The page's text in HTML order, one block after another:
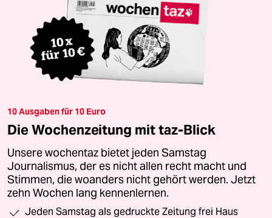
10 Ausgaben für 10 Euro
Die Wochenzeitung mit taz-Blick
Unsere wochentaz bietet jeden Samstag
Journalismus, der es nicht allen recht macht und
Stimmen, die woanders nicht gehört werden. Jetzt
zehn Wochen lang kennenlernen.
Jeden Samstag als gedruckte Zeitung frei Haus